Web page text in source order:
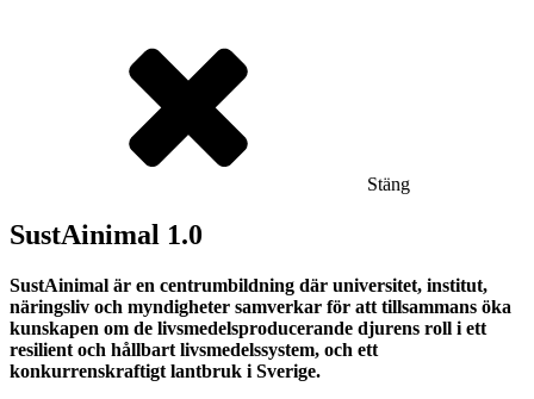
Stäng
SustAinimal 1.0
SustAinimal är en centrumbildning där universitet, institut,
näringsliv och myndigheter samverkar för att tillsammans öka
kunskapen om de livsmedelsproducerande djurens roll i ett
resilient och hållbart livsmedelssystem, och ett
konkurrenskraftigt lantbruk i Sverige.